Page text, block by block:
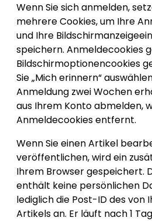
Wenn Sie sich anmelden,
mehrere Cookies, um Ihre
und Ihre
speichern. Anmeldecookies
Bildschirmoptionencookies
Sie „Mich erinnern“
Anmeldung zwei Wochen
aus Ihrem Konto abmelden,
Anmeldecookies entfernt.
Wenn Sie einen Artikel
veröffentlichen, wird ein
Ihrem Browser gespeichert.
enthält keine persönlichen
lediglich die Post-ID des
Artikels an. Er läuft nach 1